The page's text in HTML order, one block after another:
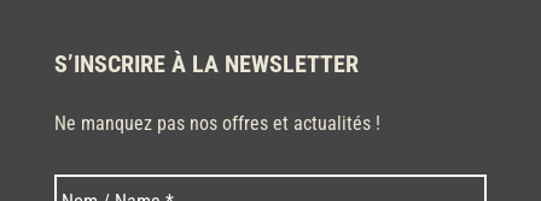
S’INSCRIRE À LA NEWSLETTER
Ne manquez pas nos offres et actualités !
Nom * Nom